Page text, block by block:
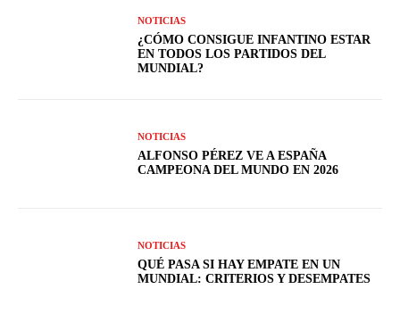
NOTICIAS
¿CÓMO CONSIGUE INFANTINO ESTAR
EN TODOS LOS PARTIDOS DEL
MUNDIAL?
NOTICIAS
ALFONSO PÉREZ VE A ESPAÑA
CAMPEONA DEL MUNDO EN 2026
NOTICIAS
QUÉ PASA SI HAY EMPATE EN UN
MUNDIAL: CRITERIOS Y DESEMPATES